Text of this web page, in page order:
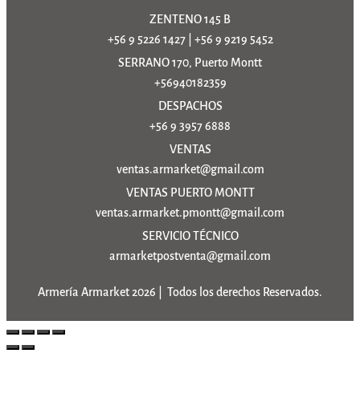
ZENTENO 145 B
+56 9 5226 1427| +56 9 9219 5452
SERRANO 170, Puerto Montt
+56940182359
DESPACHOS
+56 9 3957 6888
VENTAS
ventas.armarket@gmail.com
VENTAS PUERTO MONTT
ventas.armarket.pmontt@gmail.com
SERVICIO TÉCNICO
armarketpostventa@gmail.com
Armería Armarket 2026 | Todos los derechos Reservados.